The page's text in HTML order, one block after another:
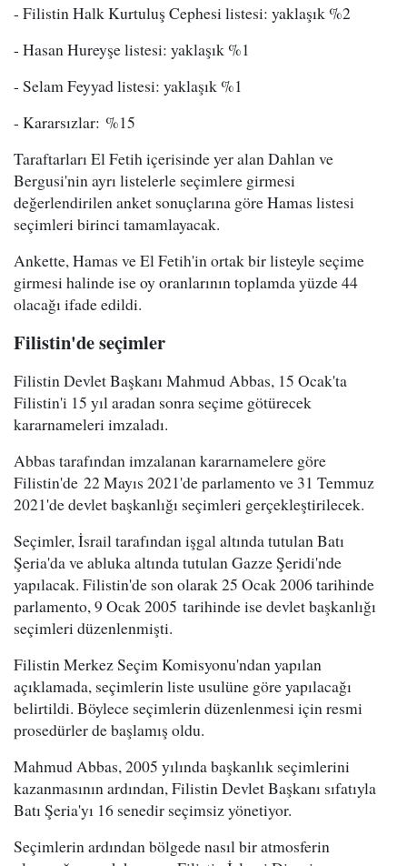
- Filistin Halk Kurtuluş Cephesi listesi: yaklaşık %2
- Hasan Hureyşe listesi: yaklaşık %1
- Selam Feyyad listesi: yaklaşık %1
- Kararsızlar: %15
Taraftarları El Fetih içerisinde yer alan Dahlan ve
Bergusi'nin ayrı listelerle seçimlere girmesi
değerlendirilen anket sonuçlarına göre Hamas listesi
seçimleri birinci tamamlayacak.
Ankette, Hamas ve El Fetih'in ortak bir listeyle seçime
girmesi halinde ise oy oranlarının toplamda yüzde 44
olacağı ifade edildi.
Filistin'de seçimler
Filistin Devlet Başkanı Mahmud Abbas, 15 Ocak'ta
Filistin'i 15 yıl aradan sonra seçime götürecek
kararnameleri imzaladı.
Abbas tarafından imzalanan kararnamelere göre
Filistin'de 22 Mayıs 2021'de parlamento ve 31 Temmuz
2021'de devlet başkanlığı seçimleri gerçekleştirilecek.
Seçimler, İsrail tarafından işgal altında tutulan Batı
Şeria'da ve abluka altında tutulan Gazze Şeridi'nde
yapılacak. Filistin'de son olarak 25 Ocak 2006 tarihinde
parlamento, 9 Ocak 2005 tarihinde ise devlet başkanlığı
seçimleri düzenlenmişti.
Filistin Merkez Seçim Komisyonu'ndan yapılan
açıklamada, seçimlerin liste usulüne göre yapılacağı
belirtildi. Böylece seçimlerin düzenlenmesi için resmi
prosedürler de başlamış oldu.
Mahmud Abbas, 2005 yılında başkanlık seçimlerini
kazanmasının ardından, Filistin Devlet Başkanı sıfatıyla
Batı Şeria'yı 16 senedir seçimsiz yönetiyor.
Seçimlerin ardından bölgede nasıl bir atmosferin